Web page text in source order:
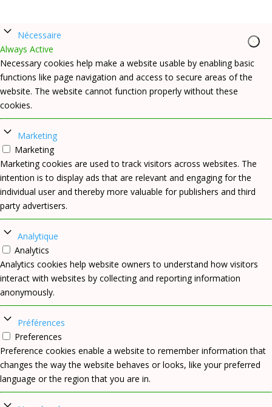
Nécessaire
Always Active
Necessary cookies help make a website usable by enabling basic
functions like page navigation and access to secure areas of the
website. The website cannot function properly without these
cookies.
Marketing
Marketing
Marketing cookies are used to track visitors across websites. The
intention is to display ads that are relevant and engaging for the
individual user and thereby more valuable for publishers and third
party advertisers.
Analytique
Analytics
Analytics cookies help website owners to understand how visitors
interact with websites by collecting and reporting information
anonymously.
Préférences
Preferences
Preference cookies enable a website to remember information that
changes the way the website behaves or looks, like your preferred
language or the region that you are in.